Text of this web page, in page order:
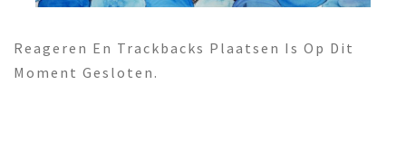
Reageren En Trackbacks Plaatsen Is Op Dit
Moment Gesloten.